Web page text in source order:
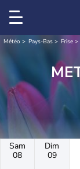
Météo Pays-Bas Frise
Sam
08
Dim
09